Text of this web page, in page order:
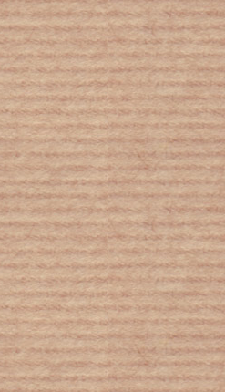
Down μαγεύει
τον χορό του (video)
κάθε